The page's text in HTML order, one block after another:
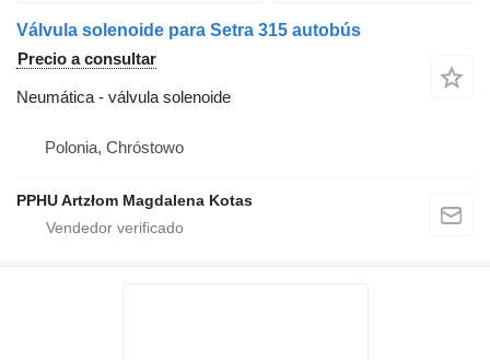
Válvula solenoide para Setra 315 autobús
Precio a consultar
Neumática - válvula solenoide
Polonia, Chróstowo
PPHU Artzłom Magdalena Kotas